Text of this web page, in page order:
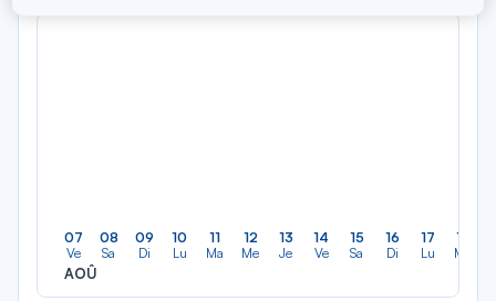
07
Ve
AOÛ
08
Sa
09
Di
10
Lu
11
Ma
12
Me
13
Je
14
Ve
15
Sa
16
Di
17
Lu
18
Ma